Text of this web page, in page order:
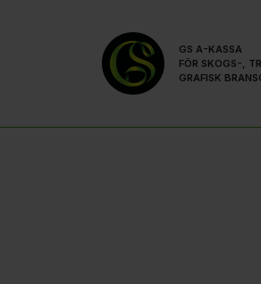
GS A-KASSA
FÖR SKOGS-,
GRAFISK